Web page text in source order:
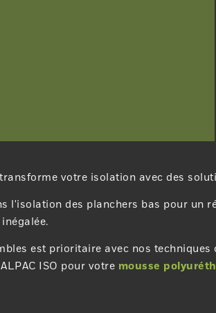
votre isolation avec des
l'isolation des planchers bas pour un
est prioritaire avec nos
ISO pour votre mousse